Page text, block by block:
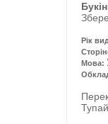
Рік
Мова: